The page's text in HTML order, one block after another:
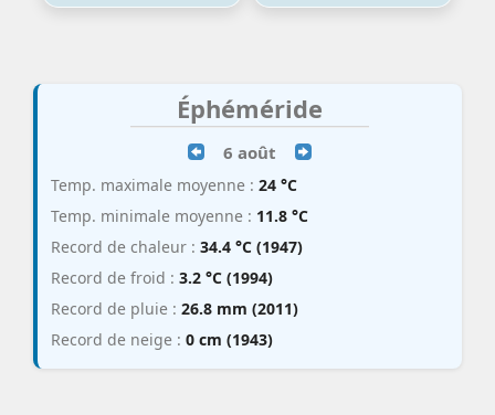
Éphéméride
6 août
Temp. maximale moyenne : 24 °C
Temp. minimale moyenne : 11.8 °C
Record de chaleur : 34.4 °C (1947)
Record de froid : 3.2 °C (1994)
Record de pluie : 26.8 mm (2011)
Record de neige : 0 cm (1943)